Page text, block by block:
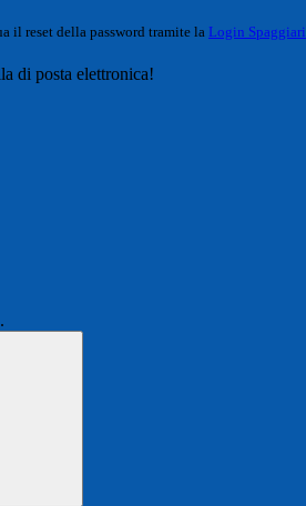
il reset della password tramite la Login Spaggiari
di posta elettronica!